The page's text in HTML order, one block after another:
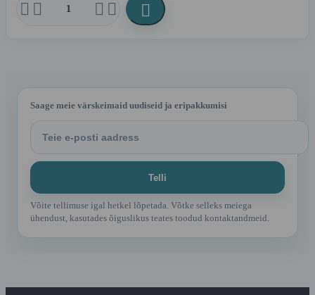
    
Saage meie värskeimaid uudiseid ja eripakkumisi
Võite tellimuse igal hetkel lõpetada. Võtke selleks meiega
ühendust, kasutades õiguslikus teates toodud kontaktandmeid.